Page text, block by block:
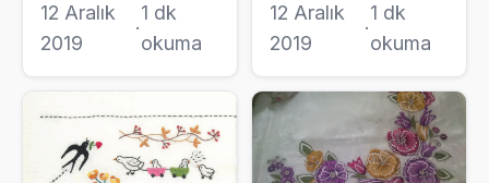
12 Aralık
2019
·
1 dk
okuma
12 Aralık
2019
·
1 dk
okuma